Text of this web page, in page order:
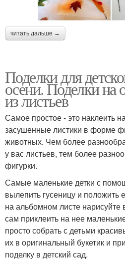
читать дальше →
Поделки для
осени. Поделки
из листьев
Самое простое - это наклеить
засушенные листики в форме
животных. Чем более
у вас листьев, тем более
фигурки.
Самые маленькие детки с
вылепить гусеницу и положить
на альбомном листе
сам приклеить на нее
просто собрать с детьми
их в оригинальный букетик и
поделку в детский сад.